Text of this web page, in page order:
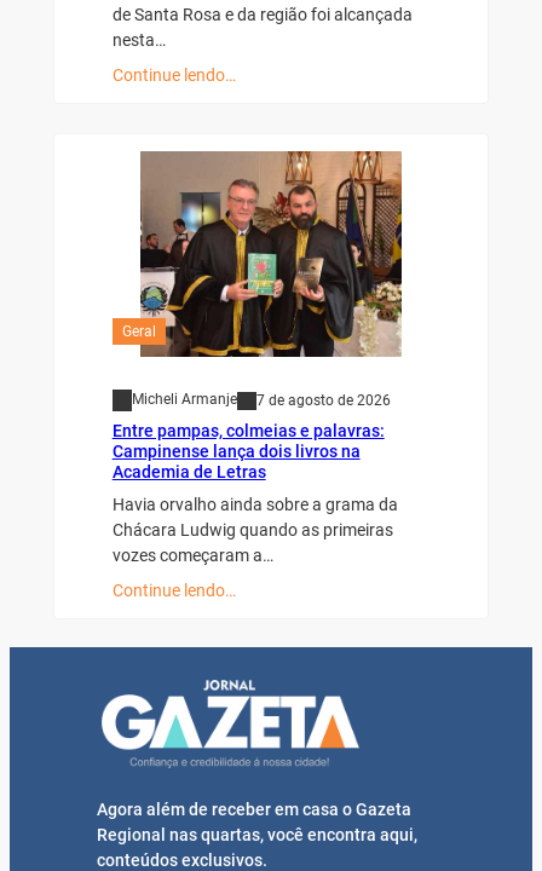
de Santa Rosa e da região foi alcançada
nesta…
Continue lendo…
Geral
Micheli Armanje 7 de agosto de 2026
Entre pampas, colmeias e palavras:
Campinense lança dois livros na
Academia de Letras
Havia orvalho ainda sobre a grama da
Chácara Ludwig quando as primeiras
vozes começaram a…
Continue lendo…
Agora além de receber em casa o Gazeta
Regional nas quartas, você encontra aqui,
conteúdos exclusivos.